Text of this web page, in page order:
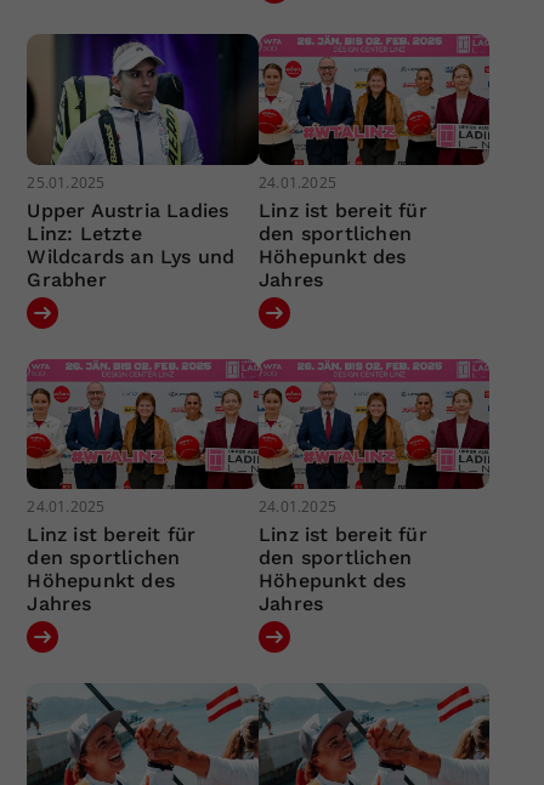
25.01.2025
Upper Austria Ladies
Linz: Letzte
Wildcards an Lys und
Grabher
24.01.2025
Linz ist bereit für
den sportlichen
Höhepunkt des
Jahres
24.01.2025
Linz ist bereit für
den sportlichen
Höhepunkt des
Jahres
24.01.2025
Linz ist bereit für
den sportlichen
Höhepunkt des
Jahres